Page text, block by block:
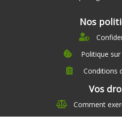
Nos
Politique
Conditions
Vos
Comment
À